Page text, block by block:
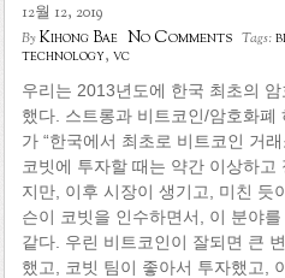
12월 12, 2019
ByKihong Bae No Comments Tags:
technology, vc
우리는 2013년도에 한국 최초의
했다. 스트롱과 비트코인/암호화폐
가 “한국에서 최초로 비트코인 거
코빗에 투자할 때는 약간 이상하
지만, 이후 시장이 생기고, 미친 듯
슨이 코빗을 인수하면서, 이 분야
같다. 우린 비트코인이 잘되면 큰
했고, 코빗 팀이 좋아서 투자했고,